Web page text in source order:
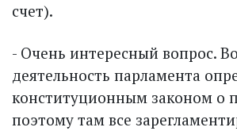
счет).
- Очень интересный вопрос.
деятельность парламента
конституционным законом о
поэтому там все